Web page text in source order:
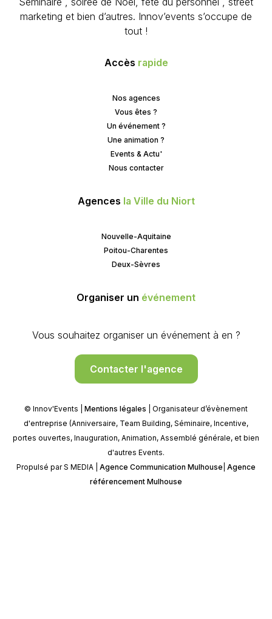
marketing et bien d’autres. Innov’events s’occupe de
tout !
Accès rapide
Nos agences
Vous êtes ?
Un événement ?
Une animation ?
Events & Actu'
Nous contacter
Agences la Ville du Niort
Nouvelle-Aquitaine
Poitou-Charentes
Deux-Sèvres
Organiser un événement
Vous souhaitez organiser un événement à en ?
Contacter l'agence
© Innov'Events | Mentions légales | Organisateur d’évènement
d'entreprise (Anniversaire, Team Building, Séminaire, Incentive,
portes ouvertes, Inauguration, Animation, Assemblé générale, et bien
d'autres Events.
Propulsé par S MEDIA | Agence Communication Mulhouse Agence
référencement Mulhouse